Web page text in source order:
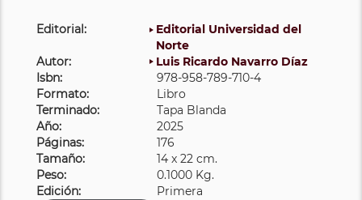
Editorial:
Editorial Universidad del
Norte
Autor:
Luis Ricardo Navarro Díaz
Isbn:
978-958-789-710-4
Formato:
Libro
Terminado:
Tapa Blanda
Año:
2025
Páginas:
176
Tamaño:
14 x 22 cm.
Peso:
0.1000 Kg.
Edición:
Primera